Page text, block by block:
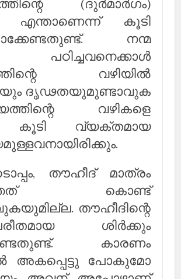
(ദുര്‍മാര്‍ഗം)
എന്താണെന്ന് കൂടി
നന്മ
പഠിച്ചവനെക്കാള്‍
വഴിയില്‍
ദൃഢതയുമുണ്ടാവുക
വഴികളെ
കൂടി വ്യക്തമായ
തൗഹീദ് മാത്രം
കൊണ്ട്
തൗഹീദിന്റെ
ശിര്‍ക്കും
കാരണം
അകപ്പെട്ടു പോകുമോ